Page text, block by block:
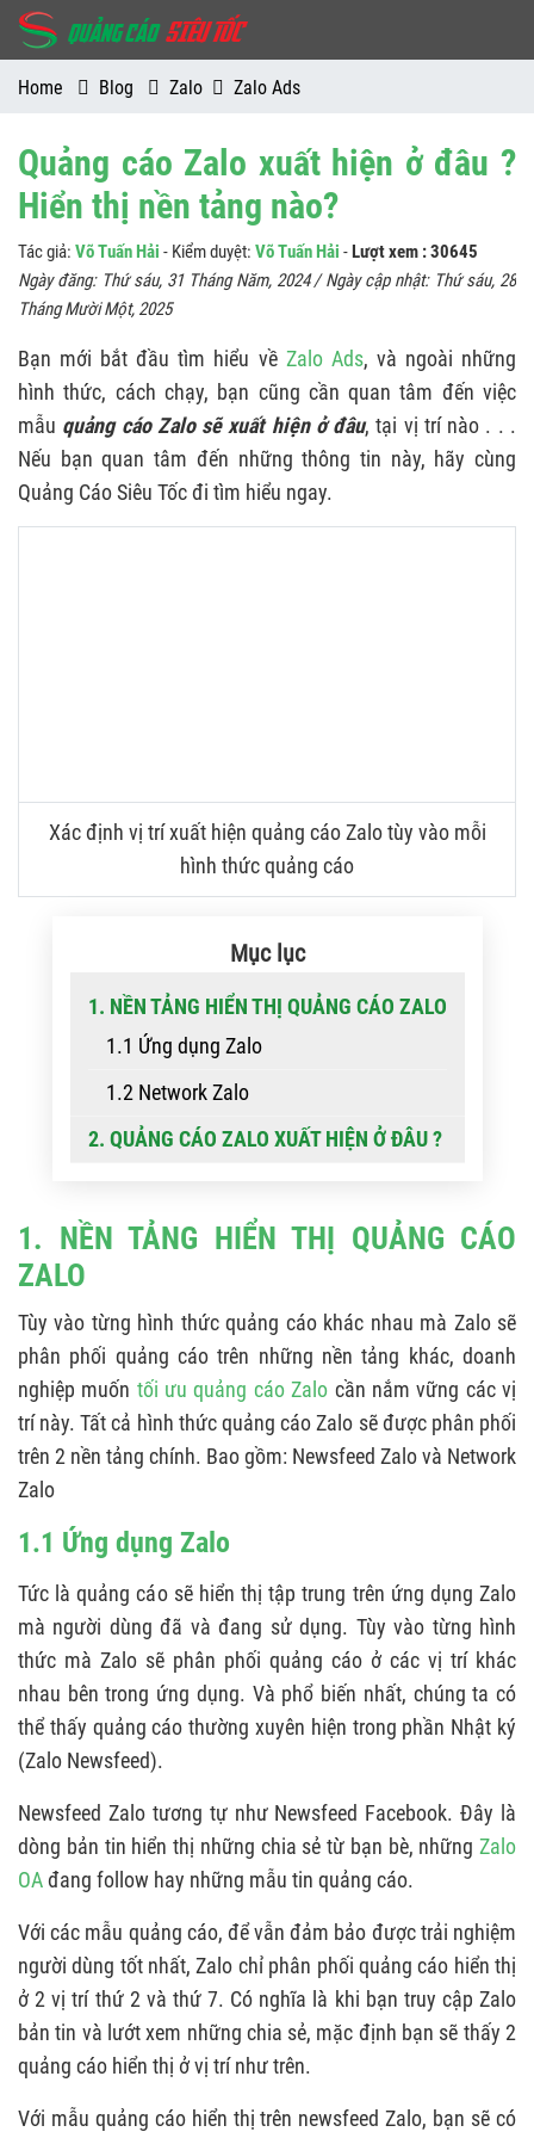
Home Blog Zalo Zalo Ads
Quảng cáo Zalo xuất hiện ở đâu ?
Hiển thị nền tảng nào?
Tác giả: Võ Tuấn Hải - Kiểm duyệt: Võ Tuấn Hải -Lượt xem : 30645
Ngày đăng: Thứ sáu, 31 Tháng Năm, 2024/ Ngày cập nhật: Thứ sáu, 28
Tháng Mười Một, 2025
Bạn mới bắt đầu tìm hiểu về Zalo Ads, và ngoài những
hình thức, cách chạy, bạn cũng cần quan tâm đến việc
mẫu quảng cáo Zalo sẽ xuất hiện ở đâu, tại vị trí nào . . .
Nếu bạn quan tâm đến những thông tin này, hãy cùng
Quảng Cáo Siêu Tốc đi tìm hiểu ngay.
Xác định vị trí xuất hiện quảng cáo Zalo tùy vào mỗi
hình thức quảng cáo
Mục lục
1. NỀN TẢNG HIỂN THỊ QUẢNG CÁO ZALO
1.1 Ứng dụng Zalo
1.2 Network Zalo
2. QUẢNG CÁO ZALO XUẤT HIỆN Ở ĐÂU ?
1. NỀN TẢNG HIỂN THỊ QUẢNG CÁO
ZALO
Tùy vào từng hình thức quảng cáo khác nhau mà Zalo sẽ
phân phối quảng cáo trên những nền tảng khác, doanh
nghiệp muốn tối ưu quảng cáo Zalo cần nắm vững các vị
trí này. Tất cả hình thức quảng cáo Zalo sẽ được phân phối
trên 2 nền tảng chính. Bao gồm: Newsfeed Zalo và Network
Zalo
1.1 Ứng dụng Zalo
Tức là quảng cáo sẽ hiển thị tập trung trên ứng dụng Zalo
mà người dùng đã và đang sử dụng. Tùy vào từng hình
thức mà Zalo sẽ phân phối quảng cáo ở các vị trí khác
nhau bên trong ứng dụng. Và phổ biến nhất, chúng ta có
thể thấy quảng cáo thường xuyên hiện trong phần Nhật ký
(Zalo Newsfeed).
Newsfeed Zalo tương tự như Newsfeed Facebook. Đây là
dòng bản tin hiển thị những chia sẻ từ bạn bè, những Zalo
OAđang follow hay những mẫu tin quảng cáo.
Với các mẫu quảng cáo, để vẫn đảm bảo được trải nghiệm
người dùng tốt nhất, Zalo chỉ phân phối quảng cáo hiển thị
ở 2 vị trí thứ 2 và thứ 7. Có nghĩa là khi bạn truy cập Zalo
bản tin và lướt xem những chia sẻ, mặc định bạn sẽ thấy 2
quảng cáo hiển thị ở vị trí như trên.
Với mẫu quảng cáo hiển thị trên newsfeed Zalo, bạn sẽ có